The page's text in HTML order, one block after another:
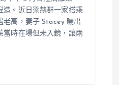
造。近日梁赫群一家搭乘
老高，妻子 Stacey 曬出
當時在場但未入鏡，讓兩